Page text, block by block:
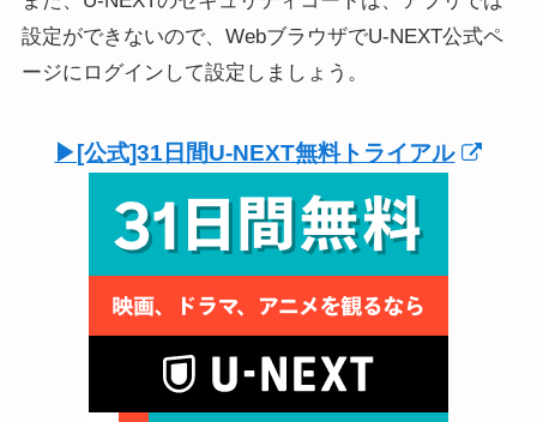
設定ができないので、WebブラウザでU-NEXT公式ペ
ージにログインして設定しましょう。
▶︎[公式]31日間U-NEXT無料トライアル